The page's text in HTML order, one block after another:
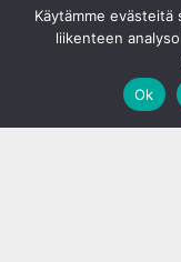
Käytämme
liikenteen
Ok